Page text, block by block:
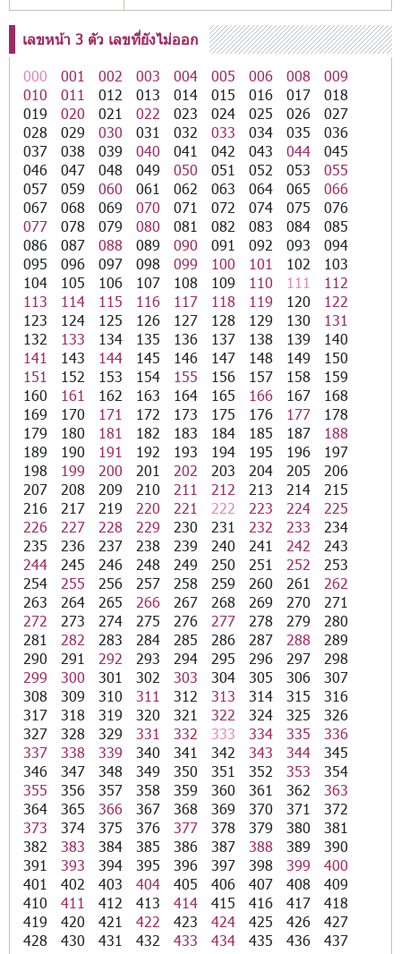
เลขหน้า 3 ตัว เลขที่ยังไม่ออก
000
001 002 003 004 005 006 008
009
010
011 012 013 014 015 016 017
018
019
020 021 022 023 024 025 026
027
028
029 030 031 032 033 034 035
036
037
038 039 040 041 042 043 044
045
046
047 048 049 050 051 052 053
055
057
059 060 061 062 063 064 065
066
067
068 069 070 071 072 074 075
076
077
078 079 080 081 082 083 084
085
086
087 088 089 090 091 092 093
094
095
096 097 098 099 100 101 102
103
104
105 106 107 108 109 110 111
112
113
114 115 116 117 118 119 120
122
123
124 125 126 127 128 129 130
131
132
133 134 135 136 137 138 139
140
141
143 144 145 146 147 148 149
150
151
152 153 154 155 156 157 158
159
160
161 162 163 164 165 166 167
168
169
170 171 172 173 175 176 177
178
179
180 181 182 183 184 185 187
188
189
190 191 192 193 194 195 196
197
198
199 200 201 202 203 204 205
206
207
208 209 210 211 212 213 214
215
216
217 219 220 221 222 223 224
225
226
227 228 229 230 231 232 233
234
235
236 237 238 239 240 241 242
243
244
245 246 248 249 250 251 252
253
254
255 256 257 258 259 260 261
262
263
264 265 266 267 268 269 270
271
272
273 274 275 276 277 278 279
280
281
282 283 284 285 286 287 288
289
290
291 292 293 294 295 296 297
298
299
300 301 302 303 304 305 306
307
308
309 310 311 312 313 314 315
316
317
318 319 320 321 322 324 325
326
327
328 329 331 332 333 334 335
336
337
338 339 340 341 342 343 344
345
346
347 348 349 350 351 352 353
354
355
356 357 358 359 360 361 362
363
364
365 366 367 368 369 370 371
372
373
374 375 376 377 378 379 380
381
382
383 384 385 386 387 388 389
390
391
393 394 395 396 397 398 399
400
401
402 403 404 405 406 407 408
409
410
411 412 413 414 415 416 417
418
419
420 421 422 423 424 425 426
427
428
430 431 432 433 434 435 436
437